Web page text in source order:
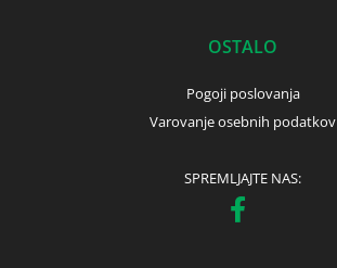
OSTALO
Pogoji poslovanja
Varovanje osebnih podatkov
SPREMLJAJTE NAS: